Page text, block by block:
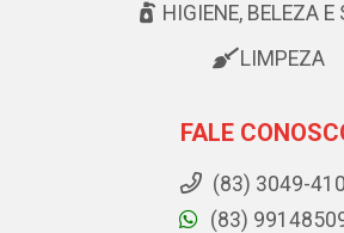
HIGIENE, BELEZA E
LIMPEZA
FALE
(83) 3049-
(83)